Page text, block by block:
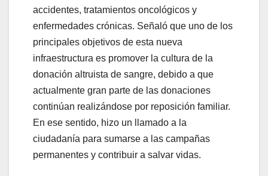
accidentes, tratamientos oncológicos y
enfermedades crónicas. Señaló que uno de los
principales objetivos de esta nueva
infraestructura es promover la cultura de la
donación altruista de sangre, debido a que
actualmente gran parte de las donaciones
continúan realizándose por reposición familiar.
En ese sentido, hizo un llamado a la
ciudadanía para sumarse a las campañas
permanentes y contribuir a salvar vidas.